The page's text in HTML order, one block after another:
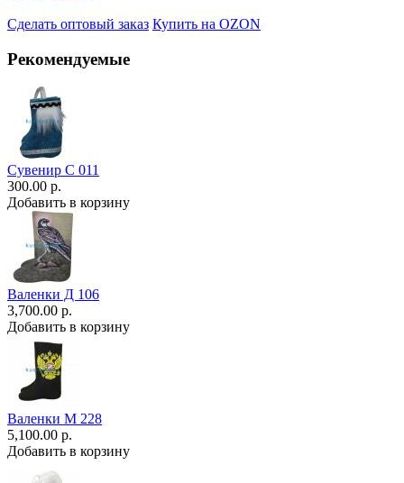
Сделать оптовый заказ Купить на OZON
Рекомендуемые
Сувенир С 011
300.00 р.
Добавить в корзину
Валенки Д 106
3,700.00 р.
Добавить в корзину
Валенки М 228
5,100.00 р.
Добавить в корзину